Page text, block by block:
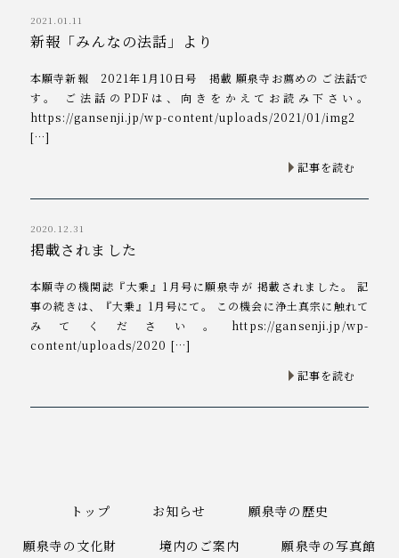
2021.01.11
新報「みんなの法話」より
本願寺新報 2021年1月10日号 掲載 願泉寺お薦めの ご法話で
す。 ご法話のPDFは、向きをかえてお読み下さい。
https://gansenji.jp/wp-content/uploads/2021/01/img2
[…]
記事を読む
2020.12.31
掲載されました
本願寺の機関誌『大乗』1月号に願泉寺が 掲載されました。 記
事の続きは、『大乗』1月号にて。 この機会に浄土真宗に触れて
みてください。https://gansenji.jp/wp-
content/uploads/2020 […]
記事を読む
トップ お知らせ
願泉寺の歴史
願泉寺の文化財
境内のご案内 願泉寺の写真館